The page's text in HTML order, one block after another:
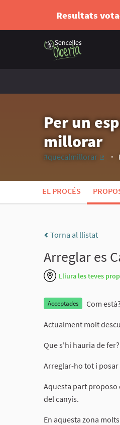
Resultats
Per un
millorar
#quecalmillorar
EL PROCÉS
Torna al llistat
Arreglar es
Lliura les teves
Acceptades Com està?
Actualment molt
Que s'hi hauria de fer?
Arreglar-ho tot i posar
Aquesta part proposo
del canyís.
En aquesta zona